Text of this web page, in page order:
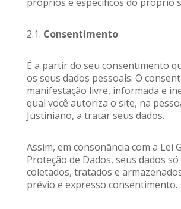
2.1. Consentimento
É a partir do seu consentimento
os seus dados pessoais. O
manifestação livre, informada e
qual você autoriza o site, na
Justiniano, a tratar seus dados.
Assim, em consonância com a Lei
Proteção de Dados, seus dados
coletados, tratados e
prévio e expresso consentimento.